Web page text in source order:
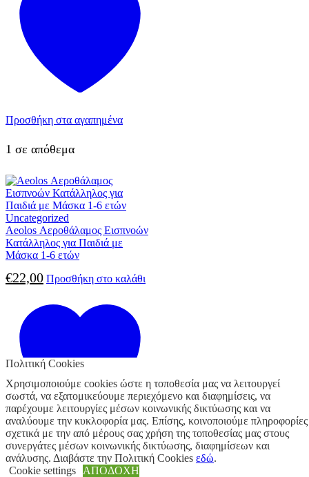
Προσθήκη στα αγαπημένα
1 σε απόθεμα
Uncategorized
Aeolos Αεροθάλαμος Εισπνοών
Κατάλληλος για Παιδιά με
Μάσκα 1-6 ετών
€22,00 Προσθήκη στο καλάθι
Προσθήκη στα αγαπημένα
10 σε απόθεμα
Πολιτική Cookies
Χρησιμοποιούμε cookies ώστε η τοποθεσία μας να λειτουργεί
σωστά, να εξατομικεύουμε περιεχόμενο και διαφημίσεις, να
παρέχουμε λειτουργίες μέσων κοινωνικής δικτύωσης και να
αναλύουμε την κυκλοφορία μας. Επίσης, κοινοποιούμε πληροφορίες
σχετικά με την από μέρους σας χρήση της τοποθεσίας μας στους
συνεργάτες μέσων κοινωνικής δικτύωσης, διαφημίσεων και
ανάλυσης. Διαβάστε την Πολιτική Cookies εδώ.
Cookie settings
ΑΠΟΔΟΧΗ